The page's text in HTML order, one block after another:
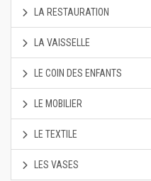
LA RESTAURATION
LA VAISSELLE
LE COIN DES ENFANTS
LE MOBILIER
LE TEXTILE
LES VASES